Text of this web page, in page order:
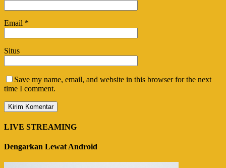
Email *
Situs
Save my name, email, and website in this browser for the next
time I comment.
LIVE STREAMING
Dengarkan Lewat Android